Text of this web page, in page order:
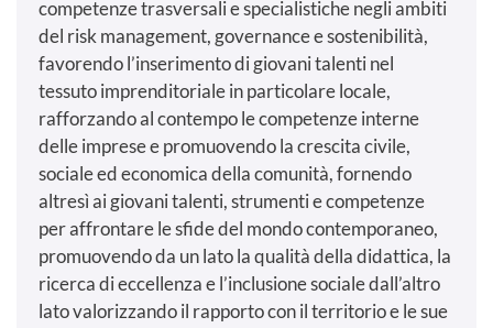
competenze trasversali e specialistiche negli ambiti
del risk management, governance e sostenibilità,
favorendo l’inserimento di giovani talenti nel
tessuto imprenditoriale in particolare locale,
rafforzando al contempo le competenze interne
delle imprese e promuovendo la crescita civile,
sociale ed economica della comunità, fornendo
altresì ai giovani talenti, strumenti e competenze
per affrontare le sfide del mondo contemporaneo,
promuovendo da un lato la qualità della didattica, la
ricerca di eccellenza e l’inclusione sociale dall’altro
lato valorizzando il rapporto con il territorio e le sue